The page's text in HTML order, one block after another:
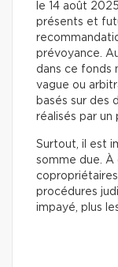
le 14 août
présents et
prévoyance.
dans ce fonds
vague ou
basés sur des
réalisés par un
Surtout, il est
somme due. À
procédures
impayé, plus